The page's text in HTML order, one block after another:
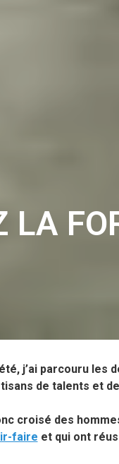
LA
j’ai parcouru les
de talents et
croisé des
faire et qui ont